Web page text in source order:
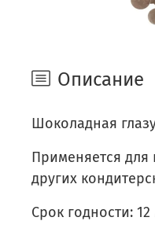
Описание
Шоколадная
Применяется для
других
Срок годности: